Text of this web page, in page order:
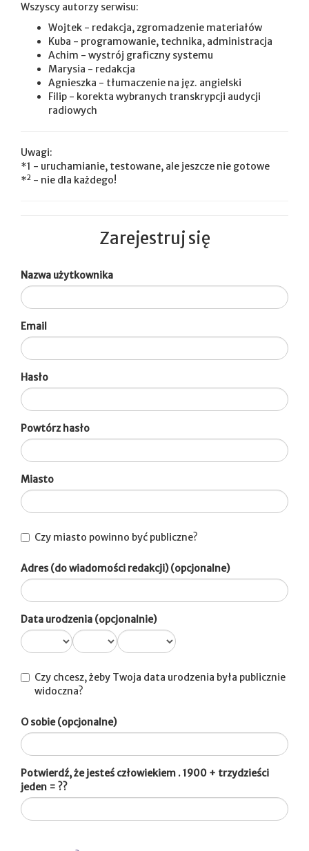
Wszyscy autorzy serwisu:
Wojtek - redakcja, zgromadzenie materiałów
Kuba - programowanie, technika, administracja
Achim - wystrój graficzny systemu
Marysia - redakcja
Agnieszka - tłumaczenie na jęz. angielski
Filip - korekta wybranych transkrypcji audycji
radiowych
Uwagi:
*1 - uruchamianie, testowane, ale jeszcze nie gotowe
*2 - nie dla każdego!
Zarejestruj się
Nazwa użytkownika
Email
Hasło
Powtórz hasło
Miasto
Czy miasto powinno być publiczne?
Adres (do wiadomości redakcji) (opcjonalne)
Data urodzenia (opcjonalnie)
Czy chcesz, żeby Twoja data urodzenia była publicznie
widoczna?
O sobie (opcjonalne)
Potwierdź, że jesteś człowiekiem . 1900 + trzydzieści
jeden = ??